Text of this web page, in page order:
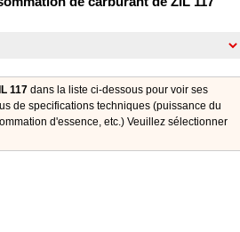
117 dans la liste ci-dessous pour voir ses
de specifications techniques (puissance du
d'essence, etc.) Veuillez sélectionner